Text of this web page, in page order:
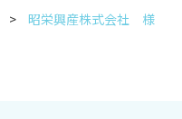
昭栄興産株式会社 様